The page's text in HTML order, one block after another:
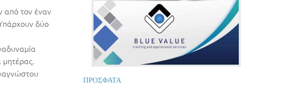
από τον έναν
δύο
μητέρας.
ΠΡΟΣΦΑΤΑ